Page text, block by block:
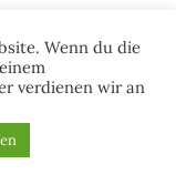
Wenn du die
verdienen wir an